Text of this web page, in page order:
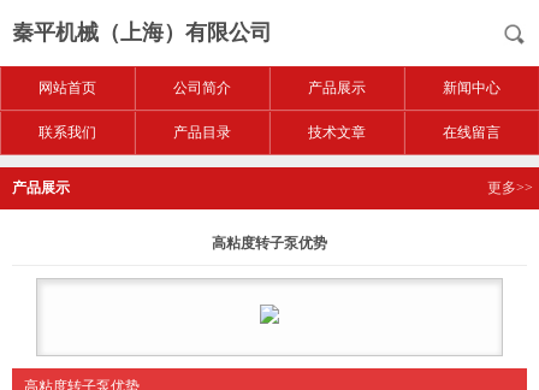
秦平机械（上海）有限公司
网站首页 公司简介 产品展示 新闻中心
联系我们 产品目录 技术文章 在线留言
产品展示 更多>>
高粘度转子泵优势
高粘度转子泵优势